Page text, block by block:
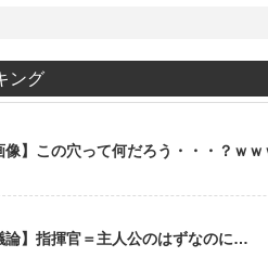
ング
像】この穴って何だろう・・・？ｗｗ
論】指揮官＝主人公のはずなのに…